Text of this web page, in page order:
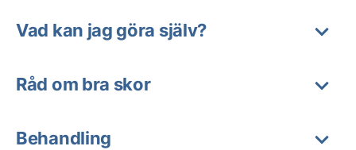
Vad kan jag göra själv?
Råd om bra skor
Behandling